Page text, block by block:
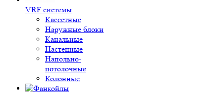
VRF системы
Кассетные
Наружные блоки
Канальные
Настенные
Напольно-
потолочные
Колонные